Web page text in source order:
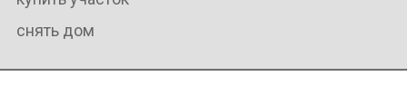
снять дом